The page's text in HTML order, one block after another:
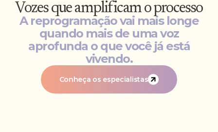
Vozes que amplificam o processo
A reprogramação vai mais longe
quando mais de uma voz
aprofunda o que você já está
vivendo.
Conheça os especialistas